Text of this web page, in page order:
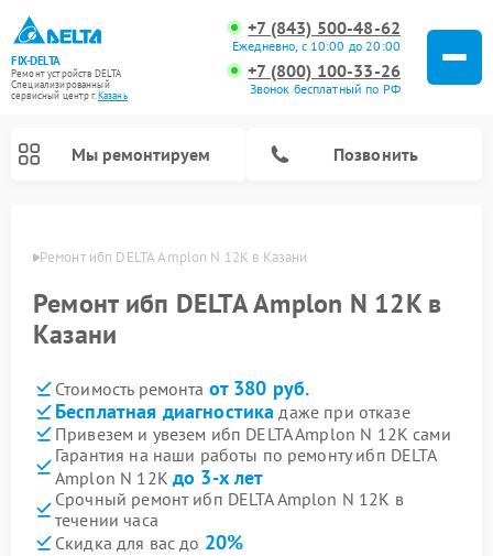
FIX-DELTA
Ремонт устройств DELTA
Специализированный
cервисный центр г.Казань
+7 (843) 500-48-62
Ежедневно, с 10:00 до 20:00
+7 (800) 100-33-26
Звонок бесплатный по РФ
Мы ремонтируем Позвонить
Ремонт ибп DELTA Amplon N 12K в Казани
Ремонт ибп DELTA Amplon N 12K в
Казани
Стоимость ремонта от 380 руб.
Бесплатная диагностика даже при отказе
Привезем и увезем ибп DELTA Amplon N 12K сами
Гарантия на наши работы по ремонту ибп DELTA
Amplon N 12K до 3-х лет
Срочный ремонт ибп DELTA Amplon N 12K в
течении часа
Скидка для вас до 20%